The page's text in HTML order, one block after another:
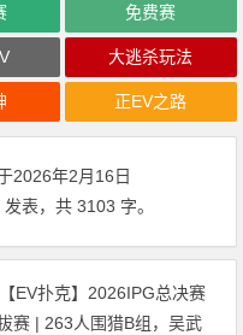
免费赛
大逃杀玩法
正EV之路
2026年2月16日
发表，共 3103 字。